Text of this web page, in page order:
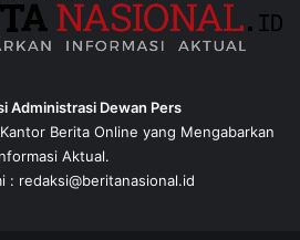
Administrasi Dewan Pers
Berita Online yang Mengabarkan
Aktual.
: redaksi@beritanasional.id